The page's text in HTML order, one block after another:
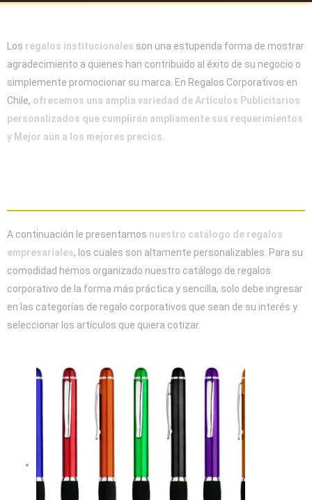
Los regalos institucionales son una estupenda forma de mostrar
agradecimiento a quienes han contribuido al éxito de su negocio o
simplemente promocionar su marca. En Regalos Corporativos en
Chile, ofrecemos una amplia variedad de Artículos Publicitarios
personalizados que cumplirán ampliamente sus requerimientos
y Mejor aún a los mejores precios.
A continuación le presentamos nuestro catálogo de regalos
empresariales, los cuales son altamente personalizables. Para su
comodidad hemos organizado nuestro catálogo de regalos
corporativo de la forma más práctica y sencilla, solo debe ingresar
en las categorías de regalo corporativos que sean de su interés y
seleccionar los artículos que quiera cotizar.